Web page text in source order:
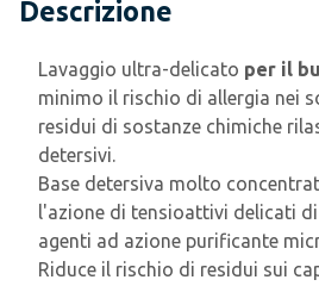
Descrizione
Lavaggio ultra-delicato per il
minimo il rischio di allergia nei
residui di sostanze chimiche
detersivi.
Base detersiva molto
l'azione di tensioattivi delicati di
agenti ad azione purificante
Riduce il rischio di residui sui